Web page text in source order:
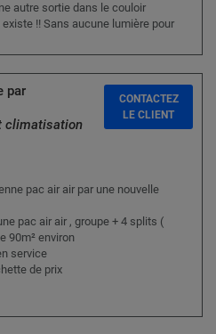
autre sortie dans le couloir
!! Sans aucune lumière pour
par
climatisation
pac air air par une nouvelle
pac air air , groupe + 4 splits (
90m² environ
service
de prix
CONTACTEZ
LE CLIENT